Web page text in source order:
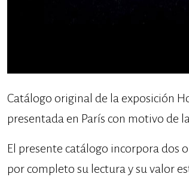
Catálogo original de la exposición
presentada en París con motivo de
El presente catálogo incorpora dos
por completo su lectura y su valor